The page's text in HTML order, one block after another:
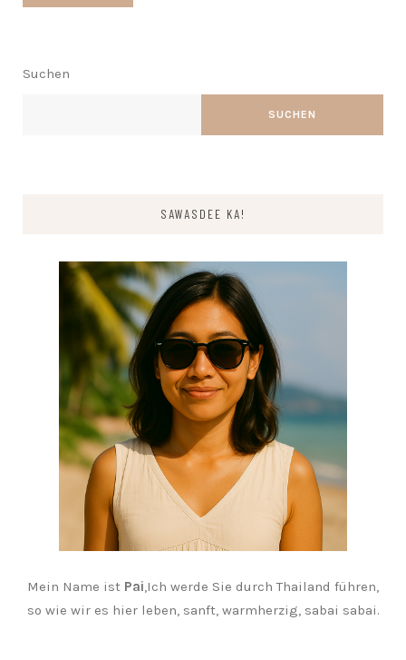
Suchen
SUCHEN
SAWASDEE KA!
Mein Name ist Pai,Ich werde Sie durch Thailand führen,
so wie wir es hier leben, sanft, warmherzig, sabai sabai.